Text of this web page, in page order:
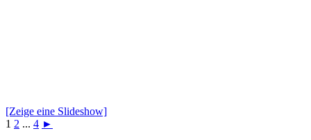
[Zeige eine Slideshow]
1 2 ... 4 ►